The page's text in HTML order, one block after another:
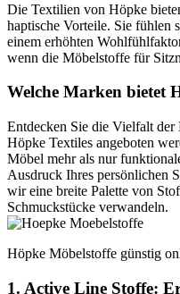
Die Textilien von Höpke
haptische Vorteile. Sie fühlen
einem erhöhten
wenn die Möbelstoffe für
Welche Marken bietet
Entdecken Sie die Vielfalt
Höpke Textiles angeboten
Möbel mehr als nur
Ausdruck Ihres persönlichen
wir eine breite Palette von
Schmuckstücke verwandeln.
Höpke Möbelstoffe günstig
1. Active Line Stoffe: